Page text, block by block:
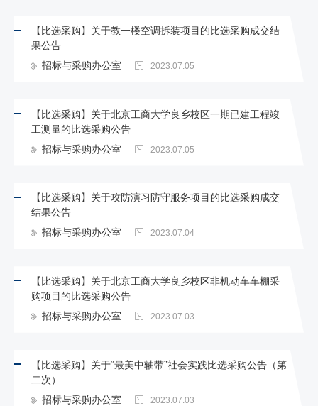
【比选采购】关于教一楼空调拆装项目的比选采购成交结
果公告
招标与采购办公室
2023.07.05
【比选采购】关于北京工商大学良乡校区一期已建工程竣
工测量的比选采购公告
招标与采购办公室
2023.07.05
【比选采购】关于攻防演习防守服务项目的比选采购成交
结果公告
招标与采购办公室
2023.07.04
【比选采购】关于北京工商大学良乡校区非机动车车棚采
购项目的比选采购公告
招标与采购办公室
2023.07.03
【比选采购】关于“最美中轴带”社会实践比选采购公告（第
二次）
招标与采购办公室
2023.07.03